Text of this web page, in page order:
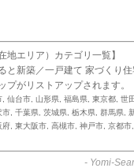
地エリア）カテゴリ一覧】
と新築／一戸建て 家づくり
プがリストアップされます。
仙台市 山形県 福島県 東京都 世
市 千葉県 茨城県 栃木県 群馬県
府 東大阪市 高槻市 神戸市 京都市
- Yomi-